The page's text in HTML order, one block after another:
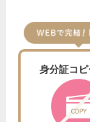
身分証コ